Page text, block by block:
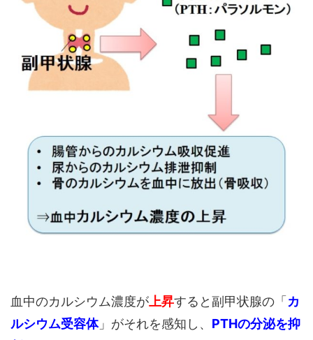
血中のカルシウム濃度が 上昇すると副甲状腺の「 カ
ルシウム受容体」がそれを感知し、 PTHの分泌を抑